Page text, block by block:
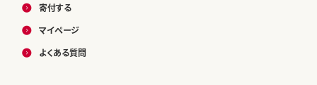
寄付する
マイページ
よくある質問